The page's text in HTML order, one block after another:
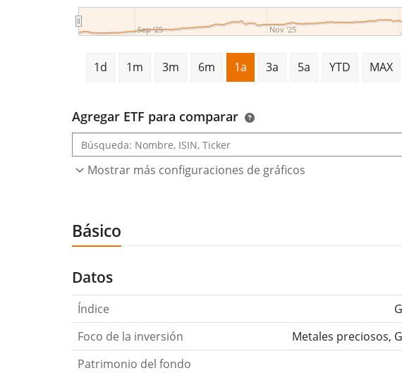
Sep '25 Nov '25
1d 1m 3m 6m 1a 3a 5a YTD MAX
Agregar ETF para comparar
Mostrar más configuraciones de gráficos
Básico
Datos
Índice
Foco de la inversión
Metales preciosos,
Patrimonio del fondo